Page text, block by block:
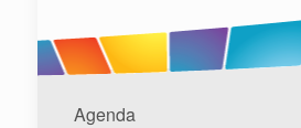
Agenda